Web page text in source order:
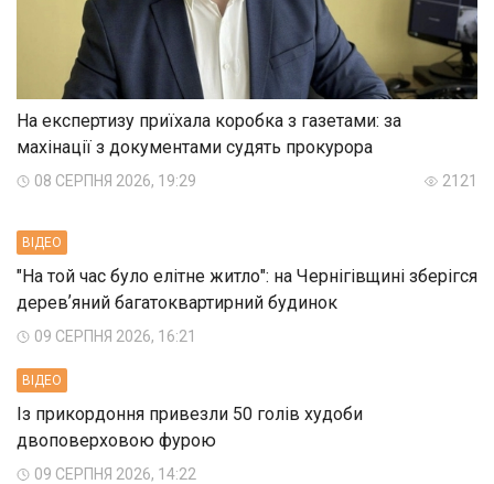
На експертизу приїхала коробка з газетами: за
махінації з документами судять прокурора
08 СЕРПНЯ 2026, 19:29 2121
ВIДЕО
"На той час було елітне житло": на Чернігівщині зберігся
деревʼяний багатоквартирний будинок
09 СЕРПНЯ 2026, 16:21
ВIДЕО
Із прикордоння привезли 50 голів худоби
двоповерховою фурою
09 СЕРПНЯ 2026, 14:22